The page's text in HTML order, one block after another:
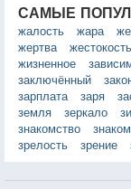
САМЫЕ
жалость
жара
жертва
жестокость
жизненное
заключённый
зарплата
заря
земля
зеркало
знакомство
зрелость
зрение